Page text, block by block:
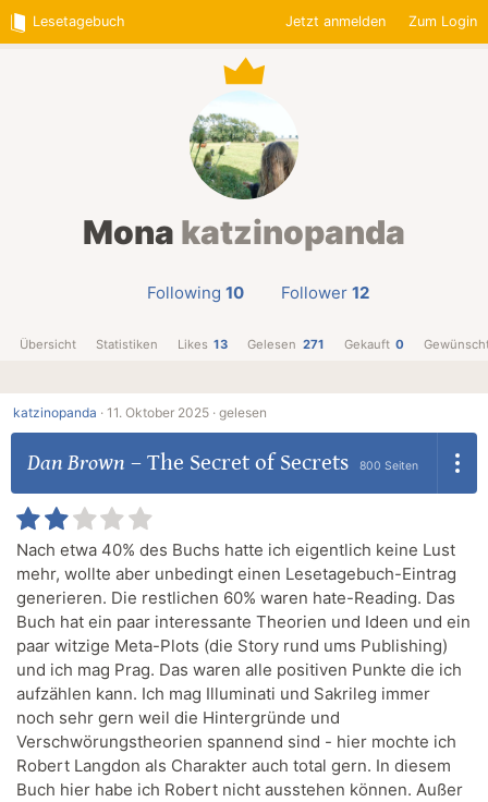
Lesetagebuch Jetzt anmelden Zum Login
Mona katzinopanda
Following 10 Follower 12
Übersicht Statistiken Likes 13 Gelesen 271 Gekauft 0
katzinopanda · 11. Oktober 2025 · gelesen
Dan Brown – The Secret of Secrets 800 Seiten
Nach etwa 40% des Buchs hatte ich eigentlich keine Lust
mehr, wollte aber unbedingt einen Lesetagebuch-Eintrag
generieren. Die restlichen 60% waren hate-Reading. Das
Buch hat ein paar interessante Theorien und Ideen und ein
paar witzige Meta-Plots (die Story rund ums Publishing)
und ich mag Prag. Das waren alle positiven Punkte die ich
aufzählen kann. Ich mag Illuminati und Sakrileg immer
noch sehr gern weil die Hintergründe und
Verschwörungstheorien spannend sind - hier mochte ich
Robert Langdon als Charakter auch total gern. In diesem
Buch hier habe ich Robert nicht ausstehen können. Außer